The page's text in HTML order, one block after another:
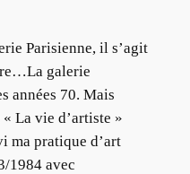
Parisienne, il s’agit
galerie
années 70. Mais
La vie d’artiste »
ma pratique d’art
1984 avec